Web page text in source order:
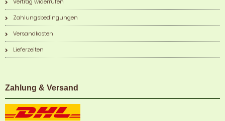
Zahlungsbedingungen
Versandkosten
Lieferzeiten
Zahlung & Versand